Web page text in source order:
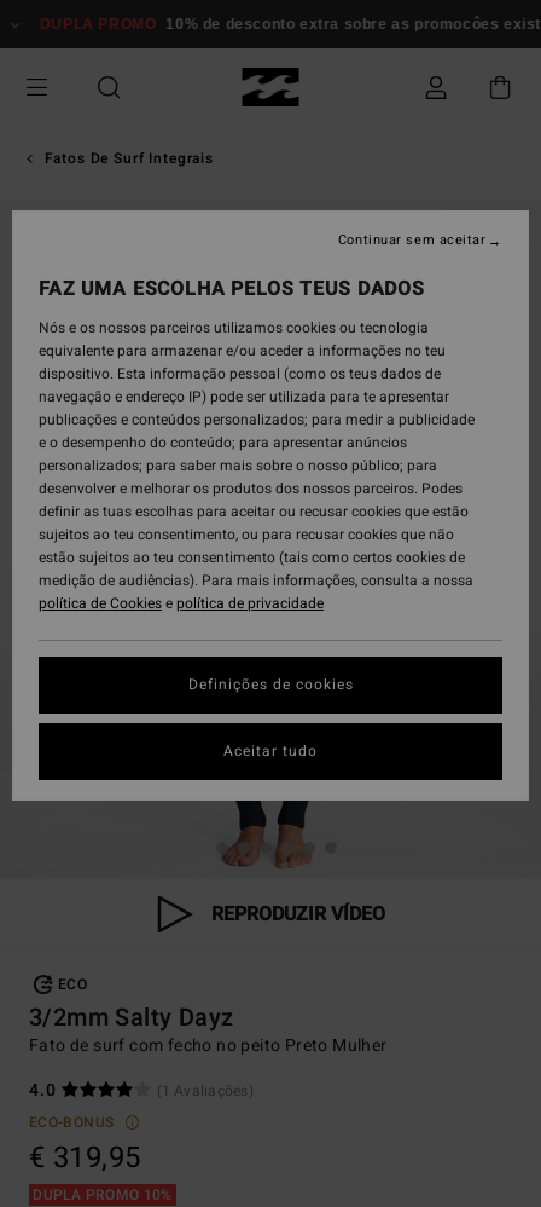
para
informação
DUPLA PROMO 10% de desconto extra sobre as promocôes
Fatos De Surf Integrais
REPRODUZIR VÍDEO
ECO
3/2mm Salty Dayz
Fato de surf com fecho no peito Preto Mulher
4.0
(1 Avaliações)
ECO-BONUS
€ 319,95
DUPLA PROMO 10%
FAZ UMA ESCOLHA PELOS TEUS DADOS
Nós e os nossos parceiros utilizamos cookies ou tecnologia
equivalente para armazenar e/ou aceder a informações no teu
dispositivo. Esta informação pessoal (como os teus dados de
navegação e endereço IP) pode ser utilizada para te apresentar
publicações e conteúdos personalizados; para medir a publicidade
e o desempenho do conteúdo; para apresentar anúncios
personalizados; para saber mais sobre o nosso público; para
desenvolver e melhorar os produtos dos nossos parceiros. Podes
definir as tuas escolhas para aceitar ou recusar cookies que estão
sujeitos ao teu consentimento, ou para recusar cookies que não
estão sujeitos ao teu consentimento (tais como certos cookies de
medição de audiências). Para mais informações, consulta a nossa
política de Cookiesepolítica de privacidade
Definições de cookies
Continuar sem aceitar
Aceitar tudo